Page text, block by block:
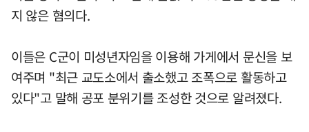
지 않은 혐의다.
이들은 C군이 미성년자임을 이용해 가게에서 문신을 보
여주며 "최근 교도소에서 출소했고 조폭으로 활동하고
있다"고 말해 공포 분위기를 조성한 것으로 알려졌다.